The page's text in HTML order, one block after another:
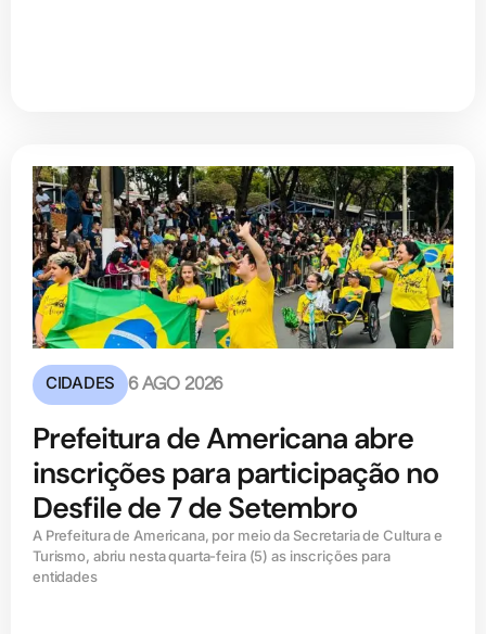
CIDADES 6 AGO 2026
Prefeitura de Americana abre
inscrições para participação no
Desfile de 7 de Setembro
A Prefeitura de Americana, por meio da Secretaria de Cultura e
Turismo, abriu nesta quarta-feira (5) as inscrições para
entidades